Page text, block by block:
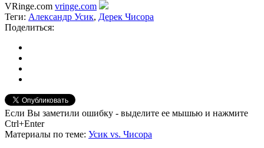
VRinge.com vringe.com
Теги: Александр Усик, Дерек Чисора
Поделиться:
Если Вы заметили ошибку - выделите ее мышью и нажмите
Ctrl+Enter
Материалы по теме: Усик vs. Чисора